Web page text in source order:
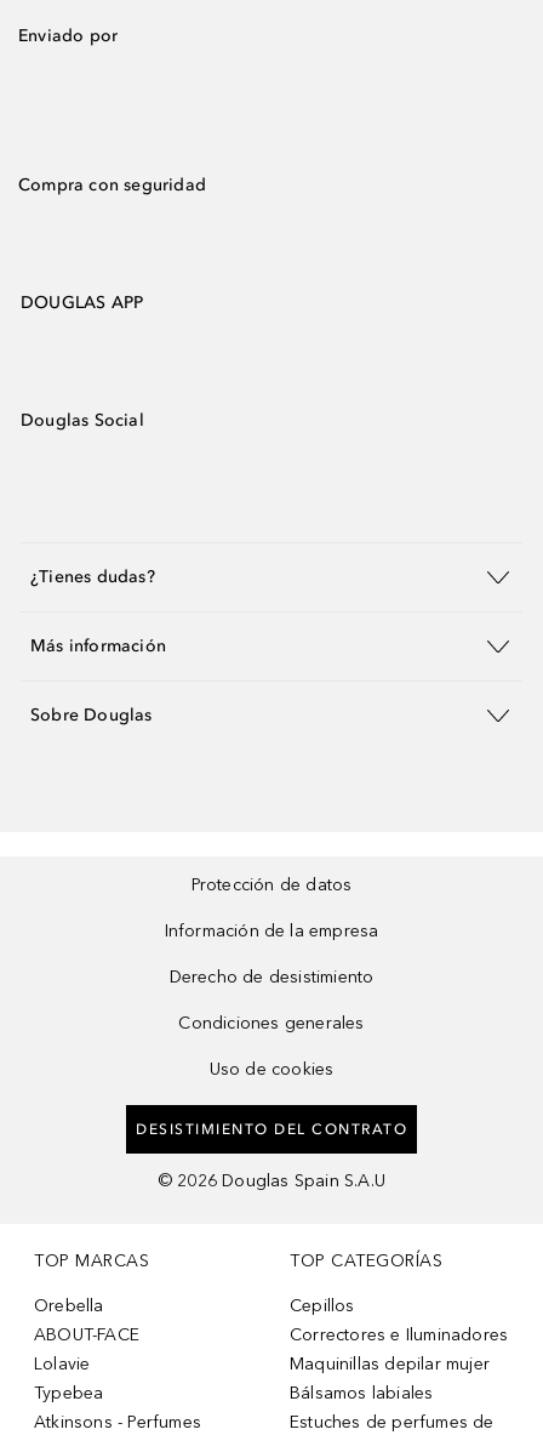
Enviado por
Compra con seguridad
DOUGLAS APP
Douglas Social
¿Tienes dudas?
Más información
Sobre Douglas
Protección de datos
Información de la empresa
Derecho de desistimiento
Condiciones generales
Uso de cookies
DESISTIMIENTO DEL CONTRATO
© 2026 Douglas Spain S.A.U
TOP MARCAS
Orebella
ABOUT-FACE
Lolavie
Typebea
Atkinsons - Perfumes
TOP CATEGORÍAS
Cepillos
Correctores e Iluminadores
Maquinillas depilar mujer
Bálsamos labiales
Estuches de perfumes de